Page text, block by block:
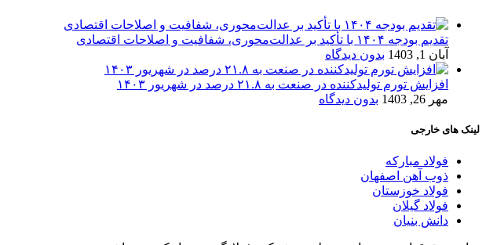
تقدیم بودجه ۱۴۰۴ با تأکید بر عدالت‌محوری، شفافیت و اصلاحات اقتصادی
آبان 1, 1403
بدون دیدگاه
افزایش تورم تولیدکننده در صنعت به ۲۱.۸ درصد در شهریور ۱۴۰۳
مهر 26, 1403
بدون دیدگاه
لینک های خارجی
فولاد مبارکه
ذوب آهن اصفهان
فولاد خوزستان
فولاد گیلان
دانش بنیان